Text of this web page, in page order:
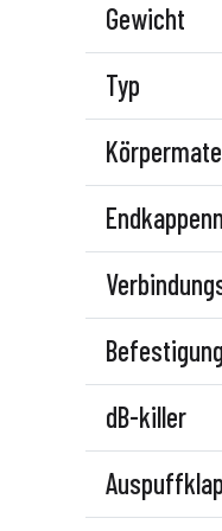
Gewicht
Typ
dB-killer